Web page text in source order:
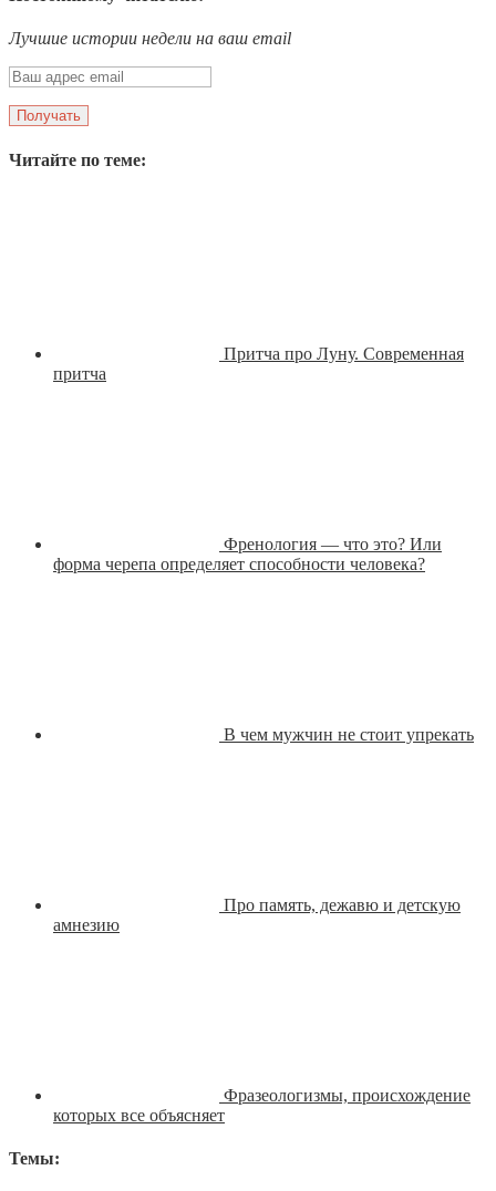
Лучшие истории недели на ваш email
Читайте по теме:
Притча про Луну. Современная
притча
Френология — что это? Или
форма черепа определяет способности человека?
В чем мужчин не стоит упрекать
Про память, дежавю и детскую
амнезию
Фразеологизмы, происхождение
которых все объясняет
Темы: